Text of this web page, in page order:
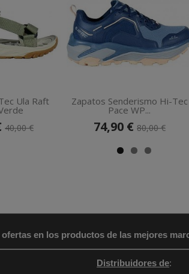
Ula Raft
40,00 €
Zapatos Senderismo Hi-Tec
Pace WP...
74,90 € 80,00 €
ofertas en los productos de las mejores
Distribuidores de: